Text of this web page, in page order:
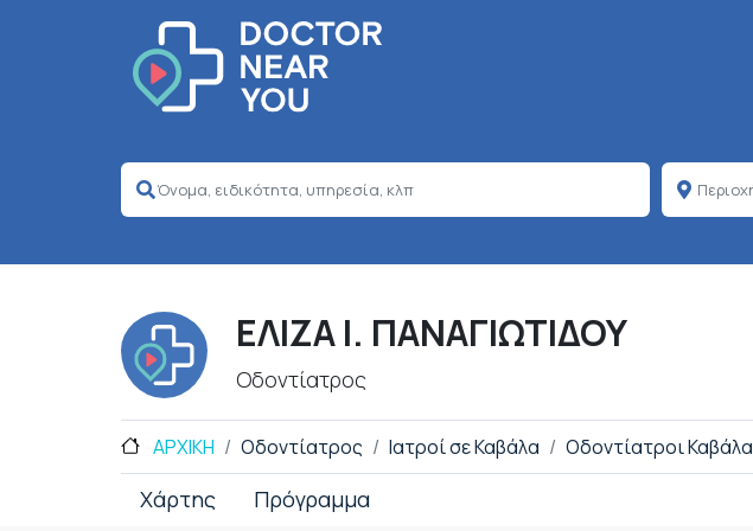
ΕΛΙΖΑ Ι. ΠΑΝΑΓΙΩΤΙΔΟΥ
Οδοντίατρος
ΑΡΧΙΚΗ Οδοντίατρος Ιατροί σε Καβάλα Οδοντίατροι Καβάλα
Χάρτης Πρόγραμμα